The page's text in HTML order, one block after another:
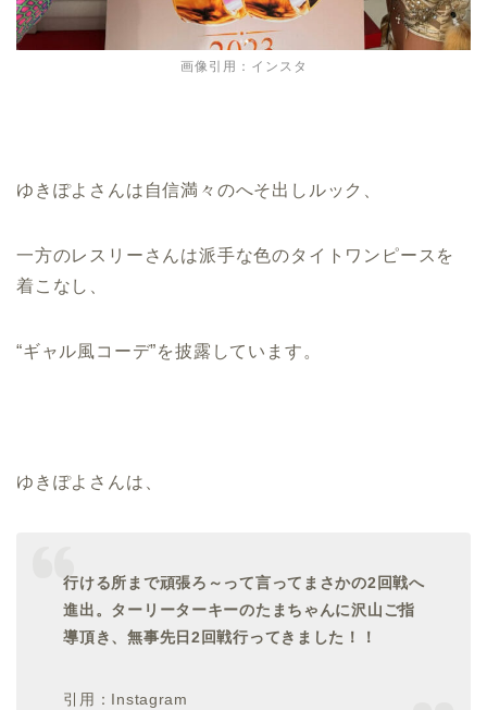
画像引用：インスタ
ゆきぽよさんは自信満々のへそ出しルック、
一方のレスリーさんは派手な色のタイトワンピースを
着こなし、
“ギャル風コーデ”を披露しています。
ゆきぽよさんは、
行ける所まで頑張ろ～って言ってまさかの2回戦へ
進出。ターリーターキーのたまちゃんに沢山ご指
導頂き、無事先日2回戦行ってきました！！
引用：Instagram